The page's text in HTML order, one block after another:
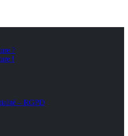
?
!
– RGPD